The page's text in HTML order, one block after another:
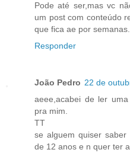
Pode até ser,mas vc
um post com conteúdo
que fica ae por
Responder
João Pedro 22 de
aeee,acabei de ler
pra mim.
TT
se alguem quiser
de 12 anos e n quer ter